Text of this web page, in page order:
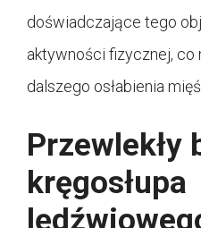
doświadczające tego
aktywności fizycznej, co
dalszego osłabienia
Przewlekły
kręgosłupa